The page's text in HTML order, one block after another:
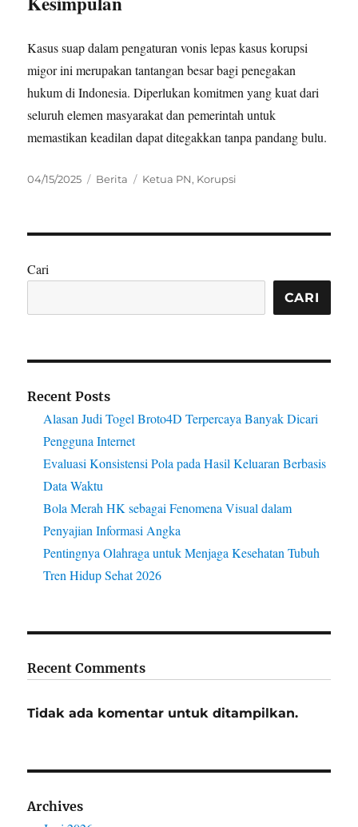
Kasus suap dalam pengaturan vonis lepas kasus korupsi
migor ini merupakan tantangan besar bagi penegakan
hukum di Indonesia. Diperlukan komitmen yang kuat dari
seluruh elemen masyarakat dan pemerintah untuk
memastikan keadilan dapat ditegakkan tanpa pandang bulu.
Posted
04/15/2025 Categories
Berita Tags
Ketua PN, Korupsi
Cari
CARI
Recent Posts
Alasan Judi Togel Broto4D Terpercaya Banyak Dicari
Pengguna Internet
Evaluasi Konsistensi Pola pada Hasil Keluaran Berbasis
Data Waktu
Bola Merah HK sebagai Fenomena Visual dalam
Penyajian Informasi Angka
Pentingnya Olahraga untuk Menjaga Kesehatan Tubuh
Tren Hidup Sehat 2026
Recent Comments
Tidak ada komentar untuk ditampilkan.
Archives